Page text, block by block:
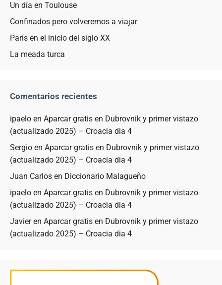
Un día en Toulouse
Confinados pero volveremos a viajar
París en el inicio del siglo XX
La meada turca
Comentarios recientes
ipaelo en Aparcar gratis en Dubrovnik y primer vistazo
(actualizado 2025) – Croacia dia 4
Sergio en Aparcar gratis en Dubrovnik y primer vistazo
(actualizado 2025) – Croacia dia 4
Juan Carlos en Diccionario Malagueño
ipaelo en Aparcar gratis en Dubrovnik y primer vistazo
(actualizado 2025) – Croacia dia 4
Javieren Aparcar gratis en Dubrovnik y primer vistazo
(actualizado 2025) – Croacia dia 4